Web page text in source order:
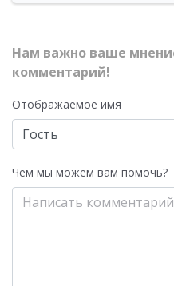
Нам важно ваше
комментарий!
Отображаемое имя
Чем мы можем вам помочь?